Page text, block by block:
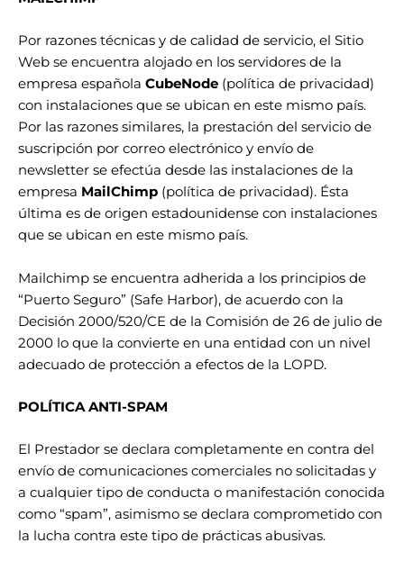
Por razones técnicas y de calidad de servicio, el Sitio
Web se encuentra alojado en los servidores de la
empresa española CubeNode (política de privacidad)
con instalaciones que se ubican en este mismo país.
Por las razones similares, la prestación del servicio de
suscripción por correo electrónico y envío de
newsletter se efectúa desde las instalaciones de la
empresa MailChimp (política de privacidad). Ésta
última es de origen estadounidense con instalaciones
que se ubican en este mismo país.
Mailchimp se encuentra adherida a los principios de
“Puerto Seguro” (Safe Harbor), de acuerdo con la
Decisión 2000/520/CE de la Comisión de 26 de julio de
2000 lo que la convierte en una entidad con un nivel
adecuado de protección a efectos de la LOPD.
POLÍTICA ANTI-SPAM
El Prestador se declara completamente en contra del
envío de comunicaciones comerciales no solicitadas y
a cualquier tipo de conducta o manifestación conocida
como “spam”, asimismo se declara comprometido con
la lucha contra este tipo de prácticas abusivas.